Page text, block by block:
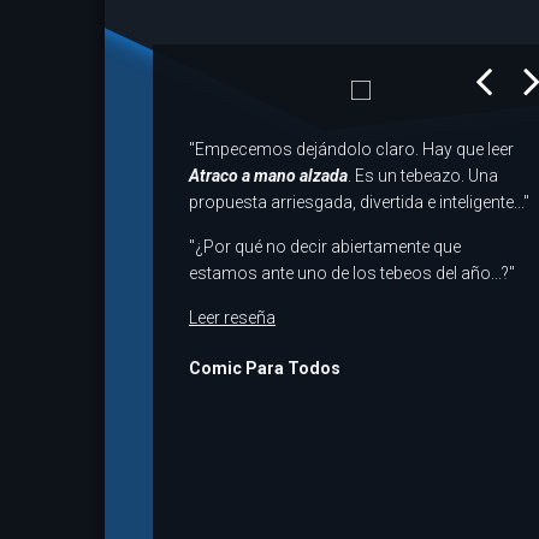
"Empecemos dejándolo claro. Hay que leer
Atraco a mano alzada . Es un tebeazo. Una
propuesta arriesgada, divertida e inteligente..."
"¿Por qué no decir abiertamente que
estamos ante uno de los tebeos del año...?"
Leer reseña
Comic Para Todos